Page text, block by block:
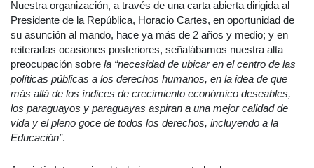
Nuestra organización, a través de una carta abierta dirigida al
Presidente de la República, Horacio Cartes, en oportunidad de
su asunción al mando, hace ya más de 2 años y medio; y en
reiteradas ocasiones posteriores, señalábamos nuestra alta
preocupación sobre la “necesidad de ubicar en el centro de las
políticas públicas a los derechos humanos, en la idea de que
más allá de los índices de crecimiento económico deseables,
los paraguayos y paraguayas aspiran a una mejor calidad de
vida y el pleno goce de todos los derechos, incluyendo a la
Educación”.